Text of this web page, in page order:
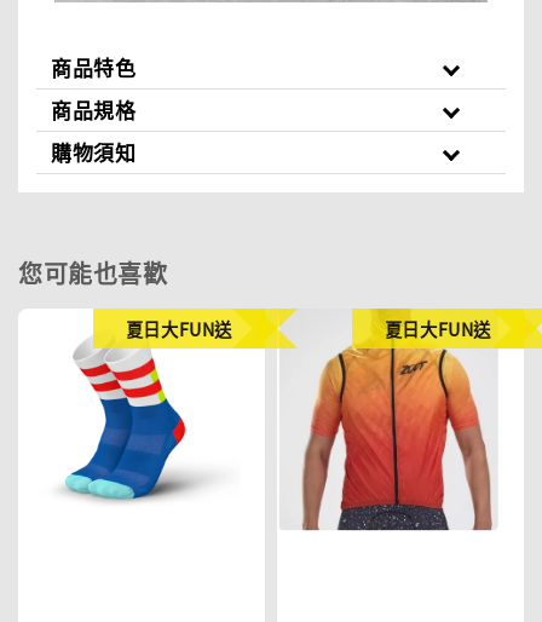
商品特色
商品規格
購物須知
您可能也喜歡
夏日大FUN送 夏日大FUN送